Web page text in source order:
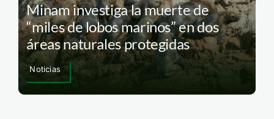
Minam investiga la muerte de
“miles de lobos marinos” en dos
áreas naturales protegidas
Noticias